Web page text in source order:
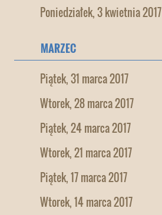
Poniedziałek, 3 kwietnia 2017
MARZEC
Piątek, 31 marca 2017
Wtorek, 28 marca 2017
Piątek, 24 marca 2017
Wtorek, 21 marca 2017
Piątek, 17 marca 2017
Wtorek, 14 marca 2017